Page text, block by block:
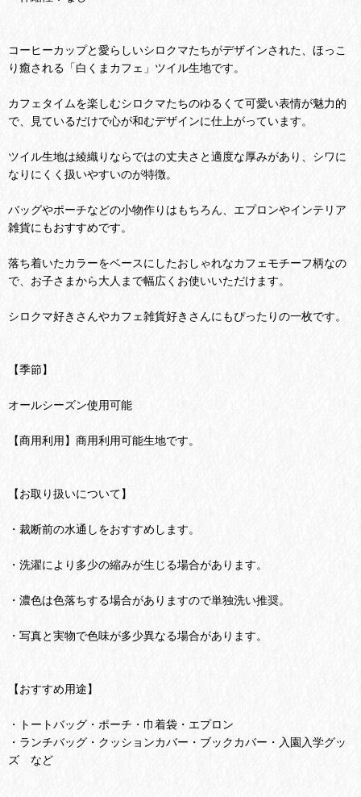
コーヒーカップと愛らしいシロクマたちがデザインされた、ほっこ
り癒される「白くまカフェ」ツイル生地です。
カフェタイムを楽しむシロクマたちのゆるくて可愛い表情が魅力的
で、見ているだけで心が和むデザインに仕上がっています。
ツイル生地は綾織りならではの丈夫さと適度な厚みがあり、シワに
なりにくく扱いやすいのが特徴。
バッグやポーチなどの小物作りはもちろん、エプロンやインテリア
雑貨にもおすすめです。
落ち着いたカラーをベースにしたおしゃれなカフェモチーフ柄なの
で、お子さまから大人まで幅広くお使いいただけます。
シロクマ好きさんやカフェ雑貨好きさんにもぴったりの一枚です。
【季節】
オールシーズン使用可能
【商用利用】商用利用可能生地です。
【お取り扱いについて】
・裁断前の水通しをおすすめします。
・洗濯により多少の縮みが生じる場合があります。
・濃色は色落ちする場合がありますので単独洗い推奨。
・写真と実物で色味が多少異なる場合があります。
【おすすめ用途】
・トートバッグ・ポーチ・巾着袋・エプロン
・ランチバッグ・クッションカバー・ブックカバー・入園入学グッ
ズ など